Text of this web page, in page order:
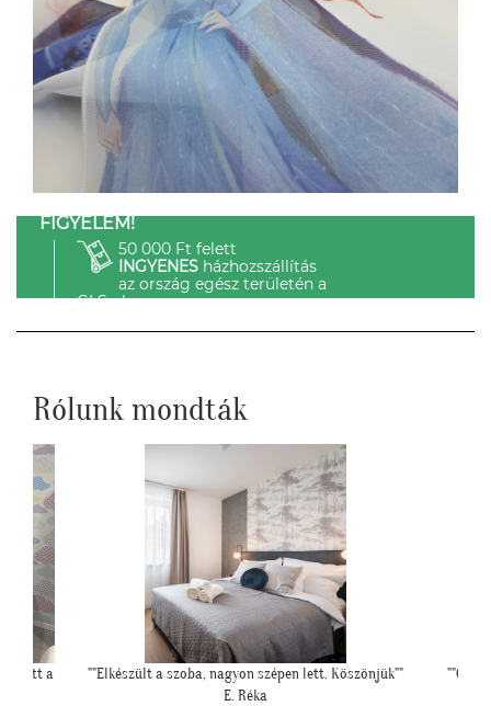
FIGYELEM!
50 000 Ft felett
INGYENESházhozszállítás
az ország egész területén a
GLS-el.
Rólunk mondták
lett a
""Elkészült a szoba, nagyon szépen lett. Köszönjük""
E. Réka